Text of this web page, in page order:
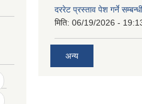
दररेट प्रस्ताव पेश गर्ने
मिति: 06/19/2026 -
अन्य